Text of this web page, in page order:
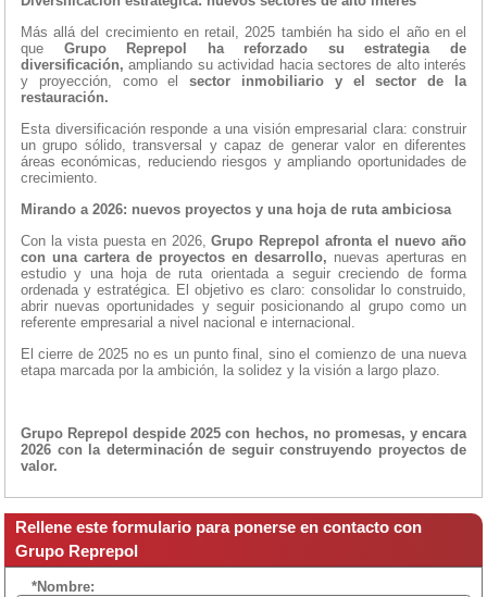
Más allá del crecimiento en retail, 2025 también ha sido el año en el
que Grupo Reprepol ha reforzado su estrategia de
diversificación, ampliando su actividad hacia sectores de alto interés
y proyección, como elsector inmobiliario y el sector de la
restauración.
Esta diversificación responde a una visión empresarial clara: construir
un grupo sólido, transversal y capaz de generar valor en diferentes
áreas económicas, reduciendo riesgos y ampliando oportunidades de
crecimiento.
Mirando a 2026: nuevos proyectos y una hoja de ruta ambiciosa
Con la vista puesta en 2026,Grupo Reprepol afronta el nuevo año
con una cartera de proyectos en desarrollo, nuevas aperturas en
estudio y una hoja de ruta orientada a seguir creciendo de forma
ordenada y estratégica. El objetivo es claro: consolidar lo construido,
abrir nuevas oportunidades y seguir posicionando al grupo como un
referente empresarial a nivel nacional e internacional.
El cierre de 2025 no es un punto final, sino el comienzo de una nueva
etapa marcada por la ambición, la solidez y la visión a largo plazo.
Grupo Reprepol despide 2025 con hechos, no promesas, y encara
2026 con la determinación de seguir construyendo proyectos de
valor.
Rellene este formulario para ponerse en contacto con
Grupo Reprepol
*Nombre: